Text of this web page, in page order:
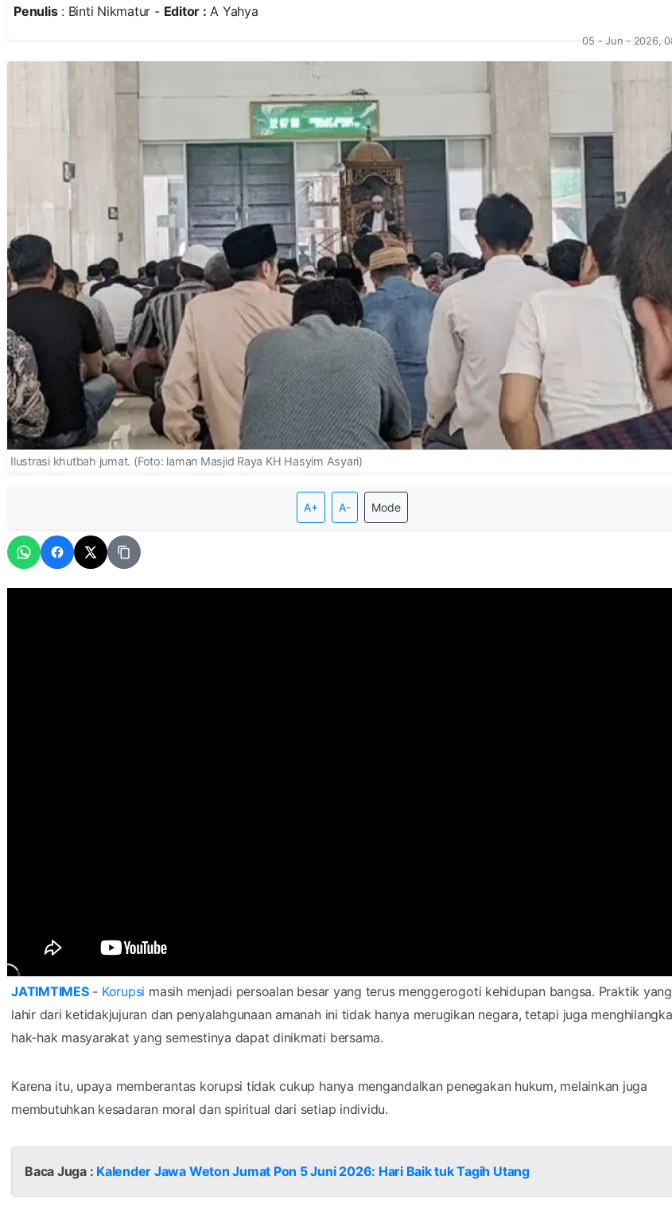
Penulis: Binti Nikmatur - Editor : A Yahya
05 - Jun - 2026,
Ilustrasi khutbah jumat. (Foto: laman Masjid Raya KH Hasyim Asyari)
A+ A- Mode
JATIMTIMES- Korupsi masih menjadi persoalan besar yang terus menggerogoti kehidupan bangsa. Praktik yang
lahir dari ketidakjujuran dan penyalahgunaan amanah ini tidak hanya merugikan negara, tetapi juga
hak-hak masyarakat yang semestinya dapat dinikmati bersama.
Karena itu, upaya memberantas korupsi tidak cukup hanya mengandalkan penegakan hukum, melainkan juga
membutuhkan kesadaran moral dan spiritual dari setiap individu.
Baca Juga : Kalender Jawa Weton Jumat Pon 5 Juni 2026: Hari Baik tuk Tagih Utang